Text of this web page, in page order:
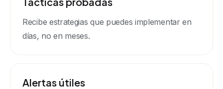
Recibe estrategias que puedes implementar en
días, no en meses.
Alertas útiles